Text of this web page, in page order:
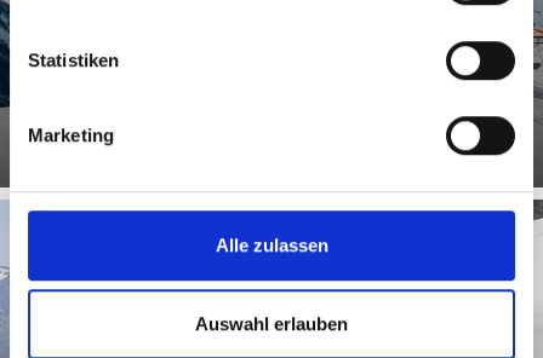
Statistiken
Marketing
Alle zulassen
Auswahl erlauben